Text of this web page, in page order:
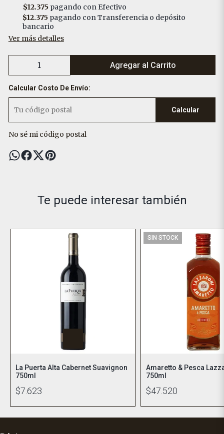
$12.375 pagando con Efectivo
$12.375 pagando con Transferencia o depósito
bancario
Ver más detalles
Agregar al Carrito
Calcular Costo De Envío:
Calcular
No sé mi código postal
Te puede interesar también
La Puerta Alta Cabernet Suavignon
750ml
$7.623
SIN STOCK
Amaretto & Pesca
750ml
$47.520